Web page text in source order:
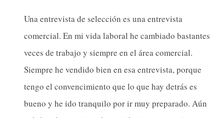
Una entrevista de selección es una entrevista
comercial. En mi vida laboral he cambiado bastantes
veces de trabajo y siempre en el área comercial.
Siempre he vendido bien en esa entrevista, porque
tengo el convencimiento que lo que hay detrás es
bueno y he ido tranquilo por ir muy preparado. Aún